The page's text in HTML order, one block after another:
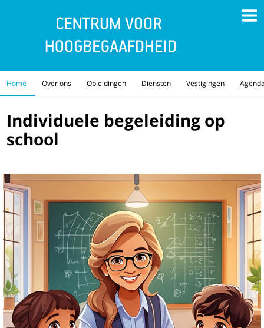
Home Over ons Opleidingen Diensten Vestigingen
Individuele begeleiding op
school